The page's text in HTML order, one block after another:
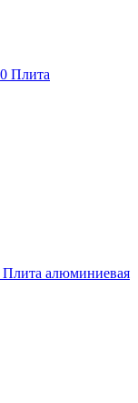
Плита
Плита алюминиевая